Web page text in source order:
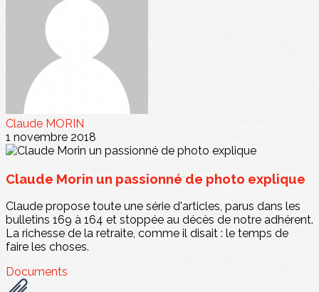
Claude MORIN
1 novembre 2018
Claude Morin un passionné de photo explique
Claude propose toute une série d'articles, parus dans les
bulletins 169 à 164 et stoppée au décès de notre adhérent.
La richesse de la retraite, comme il disait : le temps de
faire les choses.
Documents